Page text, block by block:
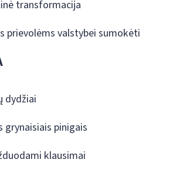
transformacija
prievolėms valstybei sumokėti
dydžiai
pinigais
klausimai